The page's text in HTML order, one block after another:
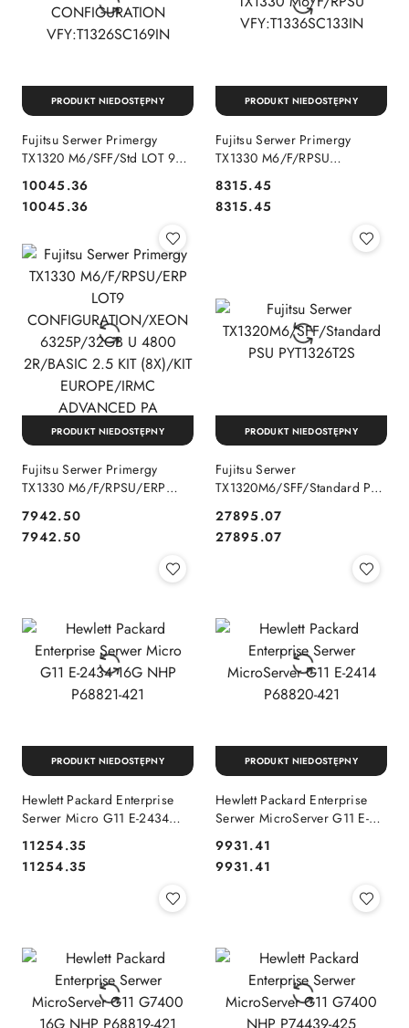
Fujitsu Serwer Primergy
TX1320 M6/SFF/Std LOT 9
VFY:T1326SC169IN
Cena:
10045.36
Cena:
10045.36
PRODUKT NIEDOSTĘPNY
Fujitsu Serwer Primergy
TX1330 M6/F/RPSU
Cena:
8315.45
Cena:
8315.45
PRODUKT NIEDOSTĘPNY
Fujitsu Serwer Primergy
TX1330 M6/F/RPSU/ERP
CONFIGURATION/XEON
6325P/32GB U 4800
2R/BASIC 2.5 KIT (8X)/KIT
EUROPE/IRMC ADVANCED
Cena:
7942.50
Cena:
7942.50
PRODUKT NIEDOSTĘPNY
Fujitsu Serwer
TX1320M6/SFF/Standard PSU
Cena:
27895.07
Cena:
27895.07
PRODUKT NIEDOSTĘPNY
Hewlett Packard Enterprise
Serwer Micro G11 E-2434
Cena:
11254.35
Cena:
11254.35
PRODUKT NIEDOSTĘPNY
Hewlett Packard Enterprise
Serwer MicroServer G11 E-
Cena:
9931.41
Cena:
9931.41
PRODUKT NIEDOSTĘPNY